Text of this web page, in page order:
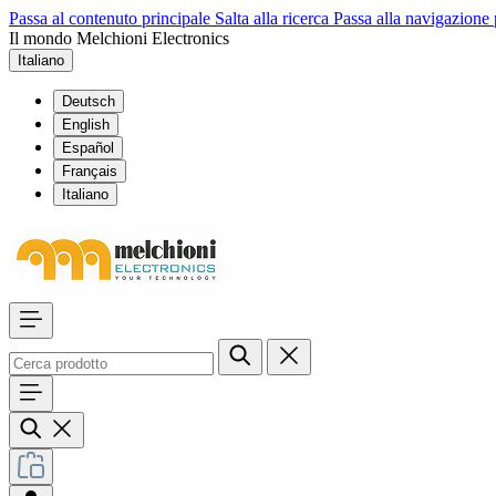
Passa al contenuto principale Salta alla ricerca Passa alla
Il mondo Melchioni Electronics
Italiano
Deutsch
English
Español
Français
Italiano